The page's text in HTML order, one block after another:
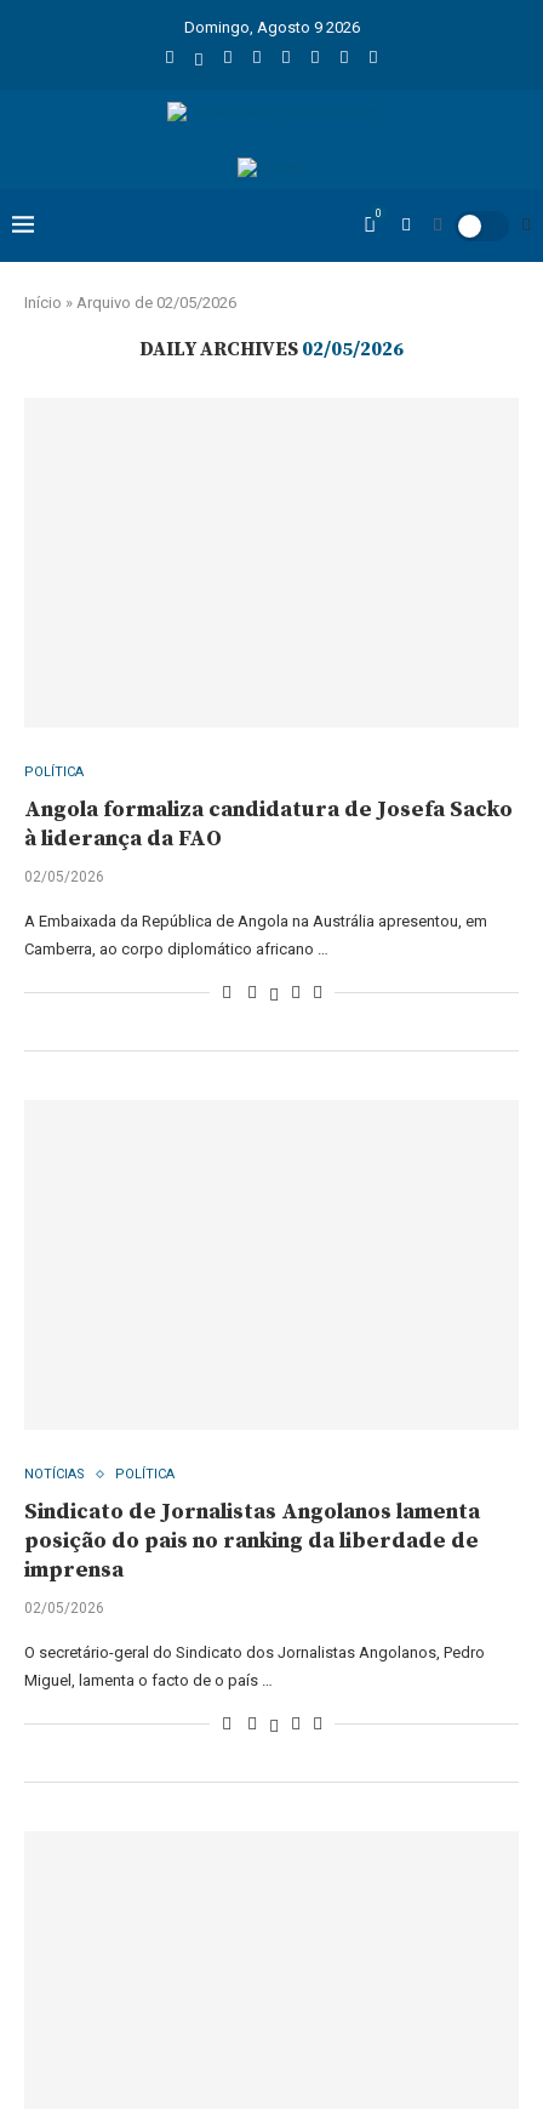
Domingo, Agosto 9 2026
0
Início » Arquivo de 02/05/2026
DAILY ARCHIVES 02/05/2026
POLÍTICA
Angola formaliza candidatura de Josefa Sacko
à liderança da FAO
02/05/2026
A Embaixada da República de Angola na Austrália apresentou, em
Camberra, ao corpo diplomático africano …
NOTÍCIAS POLÍTICA
Sindicato de Jornalistas Angolanos lamenta
posição do pais no ranking da liberdade de
imprensa
02/05/2026
O secretário-geral do Sindicato dos Jornalistas Angolanos, Pedro
Miguel, lamenta o facto de o país …